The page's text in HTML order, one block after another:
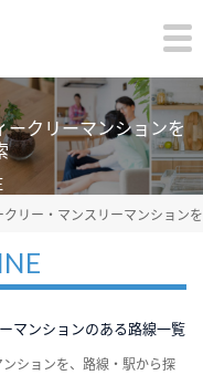
クリーマンションを
リー・マンスリーマンション
マンションのある路線一覧
ションを、路線・駅から探